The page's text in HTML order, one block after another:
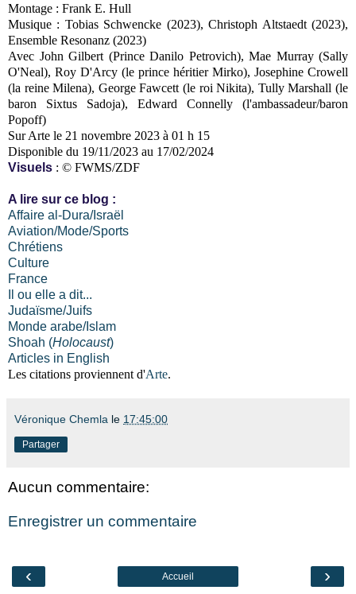
Montage : Frank E. Hull
Musique : Tobias Schwencke (2023), Christoph Altstaedt (2023),
Ensemble Resonanz (2023)
Avec John Gilbert (Prince Danilo Petrovich), Mae Murray (Sally
O'Neal), Roy D'Arcy (le prince héritier Mirko), Josephine Crowell
(la reine Milena), George Fawcett (le roi Nikita), Tully Marshall (le
baron Sixtus Sadoja), Edward Connelly (l'ambassadeur/baron
Popoff)
Sur Arte le 21 novembre 2023 à 01 h 15
Disponible du 19/11/2023 au 17/02/2024
Visuels : © FWMS/ZDF
A lire sur ce blog :
Affaire al-Dura/Israël
Aviation/Mode/Sports
Chrétiens
Culture
France
Il ou elle a dit...
Judaïsme/Juifs
Monde arabe/Islam
Shoah (Holocaust)
Articles in English
Les citations proviennent d'Arte.
Véronique Chemla le 17:45:00
Partager
Aucun commentaire:
Enregistrer un commentaire
‹ ›
Accueil